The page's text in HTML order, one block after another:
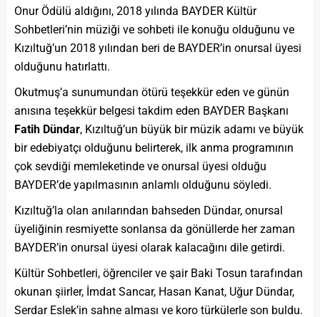
Onur Ödülü aldığını, 2018 yılında BAYDER Kültür
Sohbetleri’nin müziği ve sohbeti ile konuğu olduğunu ve
Kızıltuğ’un 2018 yılından beri de BAYDER’in onursal üyesi
olduğunu hatırlattı.
Okutmuş’a sunumundan ötürü teşekkür eden ve günün
anısına teşekkür belgesi takdim eden BAYDER Başkanı
Fatih Dündar, Kızıltuğ’un büyük bir müzik adamı ve büyük
bir edebiyatçı olduğunu belirterek, ilk anma programının
çok sevdiği memleketinde ve onursal üyesi olduğu
BAYDER’de yapılmasının anlamlı olduğunu söyledi.
Kızıltuğ’la olan anılarından bahseden Dündar, onursal
üyeliğinin resmiyette sonlansa da gönüllerde her zaman
BAYDER’in onursal üyesi olarak kalacağını dile getirdi.
Kültür Sohbetleri, öğrenciler ve şair Baki Tosun tarafından
okunan şiirler, İmdat Sancar, Hasan Kanat, Uğur Dündar,
Serdar Eslek’in sahne alması ve koro türkülerle son buldu.